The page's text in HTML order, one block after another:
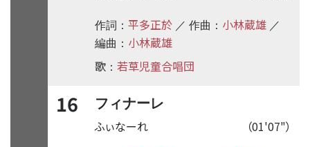
作詞： 平多正於 ／ 作曲： 小林蔵雄 ／
編曲： 小林蔵雄
歌 ： 若草児童合唱団
16 フィナーレ
（01'07"）
ふぃなーれ